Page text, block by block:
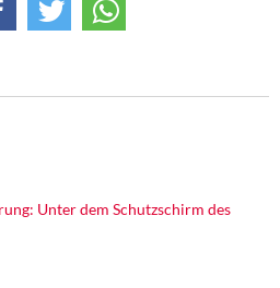
Unter dem Schutzschirm des